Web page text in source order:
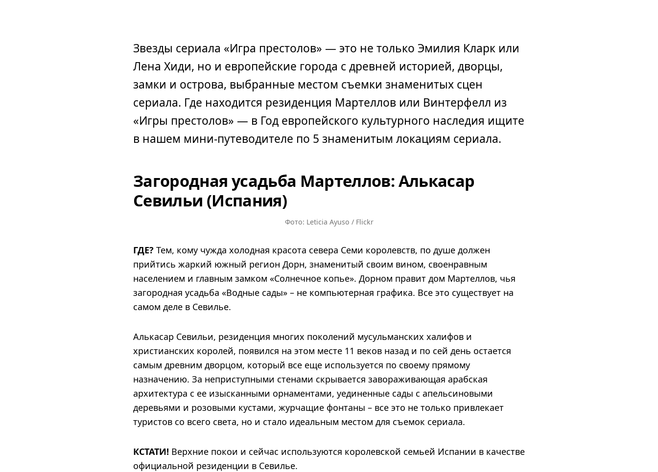
Звезды сериала «Игра престолов» — это не только Эмилия Кларк или
Лена Хиди, но и европейские города c древней историей, дворцы,
замки и острова, выбранные местом съемки знаменитых сцен
сериала. Где находится резиденция Мартеллов или Винтерфелл из
«Игры престолов» — в Год европейского культурного наследия ищите
в нашем мини-путеводителе по 5 знаменитым локациям сериала.
Загородная усадьба Мартеллов: Алькасар
Севильи (Испания)
Фото: Leticia Ayuso / Flickr
ГДЕ? Тем, кому чужда холодная красота севера Семи королевств, по душе должен
прийтись жаркий южный регион Дорн, знаменитый своим вином, своенравным
населением и главным замком «Солнечное копье». Дорном правит дом Мартеллов, чья
загородная усадьба «Водные сады» – не компьютерная графика. Все это существует на
самом деле в Севилье.
Алькасар Севильи, резиденция многих поколений мусульманских халифов и
христианских королей, появился на этом месте 11 веков назад и по сей день остается
самым древним дворцом, который все еще используется по своему прямому
назначению. За неприступными стенами скрывается завораживающая арабская
архитектура с ее изысканными орнаментами, уединенные сады с апельсиновыми
деревьями и розовыми кустами, журчащие фонтаны – все это не только привлекает
туристов со всего света, но и стало идеальным местом для съемок сериала.
КСТАТИ! Верхние покои и сейчас используются королевской семьей Испании в качестве
официальной резиденции в Севилье.